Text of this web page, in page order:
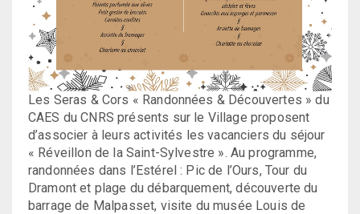
Les Seras & Cors « Randonnées & Découvertes » du
CAES du CNRS présents sur le Village proposent
d’associer à leurs activités les vacanciers du séjour
« Réveillon de la Saint-Sylvestre ». Au programme,
randonnées dans l’Estérel : Pic de l’Ours, Tour du
Dramont et plage du débarquement, découverte du
barrage de Malpasset, visite du musée Louis de